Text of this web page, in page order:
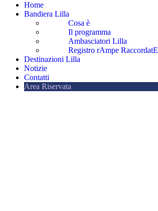
Home
Bandiera Lilla
Cosa è
Il programma
Ambasciatori Lilla
Registro rAmpe RaccordatE
Destinazioni Lilla
Notizie
Contatti
Area Riservata